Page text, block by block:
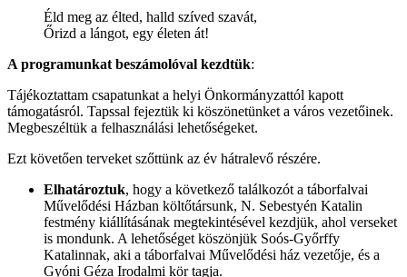
Éld meg az élted, halld szíved szavát,
Őrizd a lángot, egy életen át!
A programunkat beszámolóval kezdtük:
Tájékoztattam csapatunkat a helyi Önkormányzattól kapott
támogatásról. Tapssal fejeztük ki köszönetünket a város vezetőinek.
Megbeszéltük a felhasználási lehetőségeket.
Ezt követően terveket szőttünk az év hátralevő részére.
Elhatároztuk, hogy a következő találkozót a táborfalvai
Művelődési Házban költőtársunk, N. Sebestyén Katalin
festmény kiállításának megtekintésével kezdjük, ahol verseket
is mondunk. A lehetőséget köszönjük Soós-Győrffy
Katalinnak, aki a táborfalvai Művelődési ház vezetője, és a
Gyóni Géza Irodalmi kör tagja.